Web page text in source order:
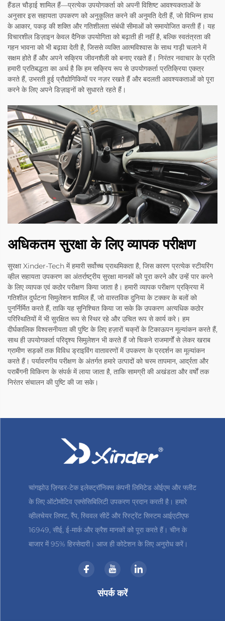
हैंडल चौड़ाई शामिल हैं—प्रत्येक उपयोगकर्ता को अपनी विशिष्ट आवश्यकताओं के
अनुसार इस सहायता उपकरण को अनुकूलित करने की अनुमति देती हैं, जो विभिन्न हाथ
के आकार, पकड़ की शक्ति और गतिशीलता संबंधी सीमाओं को समायोजित करती हैं। यह
विचारशील डिज़ाइन केवल दैनिक उपयोगिता को बढ़ाती ही नहीं है, बल्कि स्वतंत्रता की
गहन भावना को भी बढ़ावा देती है, जिससे व्यक्ति आत्मविश्वास के साथ गाड़ी चलाने में
सक्षम होते हैं और अपने सक्रिय जीवनशैली को बनाए रखते हैं। निरंतर नवाचार के प्रति
हमारी प्रतिबद्धता का अर्थ है कि हम सक्रिय रूप से उपयोगकर्ता प्रतिक्रिया एकत्र
करते हैं, उभरती हुई प्रौद्योगिकियों पर नज़र रखते हैं और बदलती आवश्यकताओं को पूरा
करने के लिए अपने डिज़ाइनों को सुधारते रहते हैं।
अधिकतम सुरक्षा के लिए व्यापक परीक्षण
सुरक्षा Xinder-Tech में हमारी सर्वोच्च प्राथमिकता है, जिस कारण प्रत्येक स्टीयरिंग
व्हील सहायता उपकरण का अंतर्राष्ट्रीय सुरक्षा मानकों को पूरा करने और उन्हें पार करने
के लिए व्यापक एवं कठोर परीक्षण किया जाता है। हमारी व्यापक परीक्षण प्रक्रिया में
गतिशील दुर्घटना सिमुलेशन शामिल हैं, जो वास्तविक दुनिया के टक्कर के बलों को
पुनर्निर्मित करते हैं, ताकि यह सुनिश्चित किया जा सके कि उपकरण अत्यधिक कठोर
परिस्थितियों में भी सुरक्षित रूप से स्थिर रहे और उचित रूप से कार्य करे। हम
दीर्घकालिक विश्वसनीयता की पुष्टि के लिए हज़ारों चक्रों के टिकाऊपन मूल्यांकन करते हैं,
साथ ही उपयोगकर्ता परिदृश्य सिमुलेशन भी करते हैं जो चिकने राजमार्गों से लेकर खराब
ग्रामीण सड़कों तक विविध ड्राइविंग वातावरणों में उपकरण के प्रदर्शन का मूल्यांकन
करते हैं। पर्यावरणीय परीक्षण के अंतर्गत हमारे उत्पादों को चरम तापमान, आर्द्रता और
पराबैंगनी विकिरण के संपर्क में लाया जाता है, ताकि सामग्री की अखंडता और वर्षों तक
निरंतर संचालन की पुष्टि की जा सके।
चांगझोउ ज़िन्डर-टेक इलेक्ट्रॉनिक्स कंपनी लिमिटेड ओईएम और फ्लीट
के लिए ऑटोमोटिव एक्सेसिबिलिटी उपकरण प्रदान करती है। हमारे
व्हीलचेयर लिफ्ट, रैंप, स्विवल सीटें और रिस्ट्रेंट सिस्टम आईएटीएफ
16949, सीई, ई-मार्क और क्रैश मानकों को पूरा करते हैं। चीन के
बाजार में 95% हिस्सेदारी। आज ही कोटेशन के लिए अनुरोध करें।
संपर्क करें